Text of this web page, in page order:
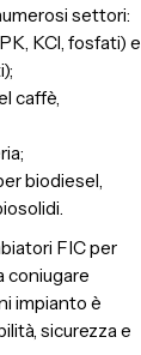
settori:
KCl, fosfati) e
caffè,
biodiesel,
FIC per
coniugare
impianto è
sicurezza e